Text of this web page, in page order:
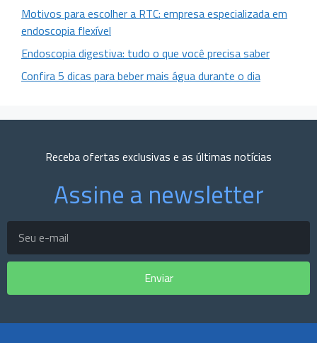
Motivos para escolher a RTC: empresa especializada em
endoscopia flexível
Endoscopia digestiva: tudo o que você precisa saber
Confira 5 dicas para beber mais água durante o dia
Receba ofertas exclusivas e as últimas notícias
Assine a newsletter
Enviar